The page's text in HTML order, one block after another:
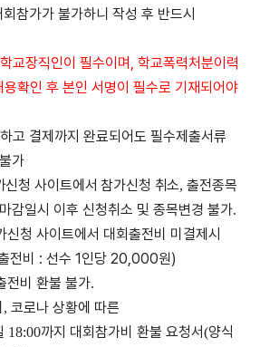
참가가 불가하니 작성 후 반드시
교장직인이 필수이며 , 학교폭력처분이력
용확인 후 본인 서명이 필수로 기재되어야
고 결제까지 완료되어도 필수제출서류
가
신청 사이트에서 참가신청 취소,출전종목
감일시 이후 신청취소 및 종목변경 불가.
신청 사이트에서 대회출전비 미결제시
전비 : 선수 1인당 20,000원)
전비 환불 불가.
, 코로나 상황에 따른
18:00까지 대회참가비 환불 요청서(양식